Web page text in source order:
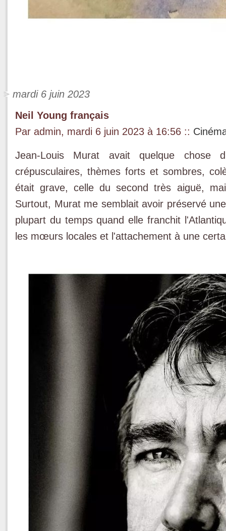
mardi 6 juin 2023
Neil Young français
Par admin, mardi 6 juin 2023 à 16:56 ::
Jean-Louis Murat avait quelque chose
crépusculaires, thèmes forts et sombres,
était grave, celle du second très aiguë,
Surtout, Murat me semblait avoir préservé
plupart du temps quand elle franchit
les mœurs locales et l'attachement à une